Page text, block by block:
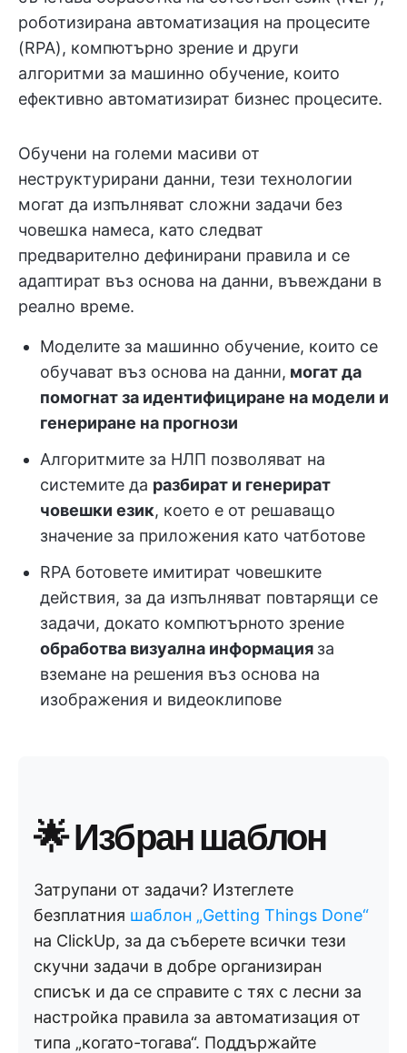
роботизирана автоматизация на процесите
(RPA), компютърно зрение и други
алгоритми за машинно обучение, които
ефективно автоматизират бизнес процесите.
Обучени на големи масиви от
неструктурирани данни, тези технологии
могат да изпълняват сложни задачи без
човешка намеса, като следват
предварително дефинирани правила и се
адаптират въз основа на данни, въвеждани в
реално време.
Моделите за машинно обучение, които се
обучават въз основа на данни, могат да
помогнат за идентифициране на модели и
генериране на прогнози
Алгоритмите за НЛП позволяват на
системите да разбират и генерират
човешки език, което е от решаващо
значение за приложения като чатботове
RPA ботовете имитират човешките
действия, за да изпълняват повтарящи се
задачи, докато компютърното зрение
обработва визуална информация за
вземане на решения въз основа на
изображения и видеоклипове
🌟 Избран шаблон
Затрупани от задачи? Изтеглете
безплатния шаблон „Getting Things Done“
на ClickUp, за да съберете всички тези
скучни задачи в добре организиран
списък и да се справите с тях с лесни за
настройка правила за автоматизация от
типа „когато-тогава“. Поддържайте